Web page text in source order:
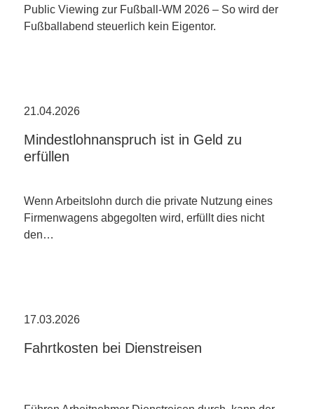
Public Viewing zur Fußball-WM 2026 – So wird der
Fußballabend steuerlich kein Eigentor.
21.04.2026
Mindestlohnanspruch ist in Geld zu
erfüllen
Wenn Arbeitslohn durch die private Nutzung eines
Firmenwagens abgegolten wird, erfüllt dies nicht
den…
17.03.2026
Fahrtkosten bei Dienstreisen